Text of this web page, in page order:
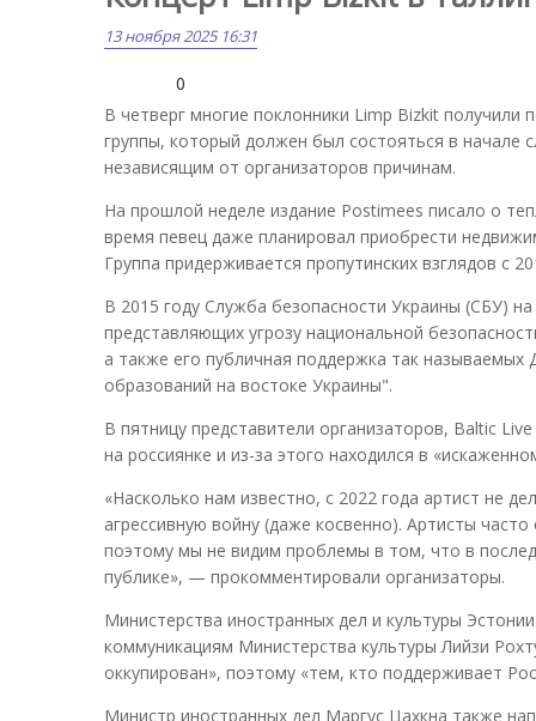
13 ноября 2025 16:31
0
В четверг многие поклонники Limp Bizkit
группы, который должен был состояться в
независящим от организаторов причинам.
На прошлой неделе издание Postimees писало о
время певец даже планировал приобрести
Группа придерживается пропутинских взглядов с
В 2015 году Служба безопасности Украины (СБУ)
представляющих угрозу национальной
а также его публичная поддержка так называемых
образований на востоке Украины".
В пятницу представители организаторов, Baltic
на россиянке и из-за этого находился в
«Насколько нам известно, с 2022 года артист не
агрессивную войну (даже косвенно). Артисты
поэтому мы не видим проблемы в том, что в
публике», — прокомментировали организаторы.
Министерства иностранных дел и культуры
коммуникациям Министерства культуры Лийзи
оккупирован», поэтому «тем, кто поддерживает
Министр иностранных дел Маргус Цахкна также